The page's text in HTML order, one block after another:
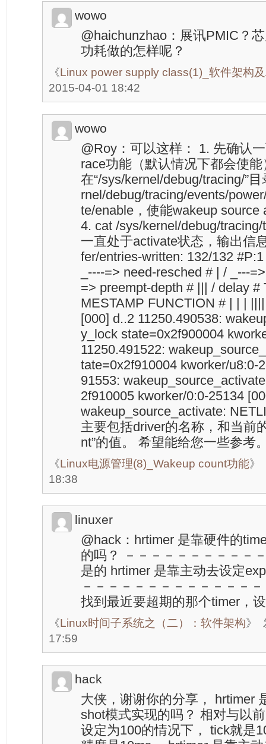
wowo
@haichunzhao：展讯PMIC？
功耗做的怎样呢？
《Linux power supply class(1)_软件架构
2015-04-01 18:42
wowo
@Roy：可以这样： 1. 先确认
race功能（默认情况下都会使
在“/sys/kernel/debug/tracing/”
rnel/debug/tracing/events/
te/enable，使能wakeup source
4. cat /sys/kernel/debug/
一直处于activate状态，输出信
fer/entries-written: 132/132
_----=> need-resched # | / _---
=> preempt-depth # ||| / delay
MESTAMP FUNCTION # | | |
[000] d..2 11250.490538:
y_lock state=0x2f900004
11250.491522:
tate=0x2f910004 kworker/u8:0-
91553:
2f910005 kworker/0:0-25134
wakeup_source_activate:
主要包括driver的名称，和当前
nt”的值。 希望能给您一些参考
《Linux电源管理(8)_Wakeup count功能》
18:38
linuxer
@hack：hrtimer 是靠硬件的
的吗？ －－－－－－－－－－
是的 hrtimer 是靠主动去设定
－－－－－－－－－－－－－
找到最近要超期的那个timer，
《Linux时间子系统之（二）：软件架构》
17:59
hack
大侠，谢谢你的分享， hrtimer
shot模式实现的吗？ 相对与以
设定为100的情况下， tick就是